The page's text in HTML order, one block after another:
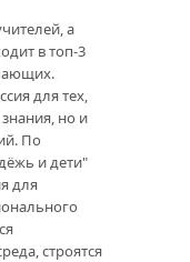
а
в топ-3
для тех,
но и
По
и дети"
для
строятся